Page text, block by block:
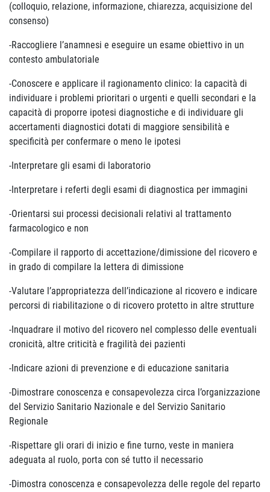
(colloquio, relazione, informazione, chiarezza, acquisizione del
consenso)
-Raccogliere l’anamnesi e eseguire un esame obiettivo in un
contesto ambulatoriale
-Conoscere e applicare il ragionamento clinico: la capacità di
individuare i problemi prioritari o urgenti e quelli secondari e la
capacità di proporre ipotesi diagnostiche e di individuare gli
accertamenti diagnostici dotati di maggiore sensibilità e
specificità per confermare o meno le ipotesi
-Interpretare gli esami di laboratorio
-Interpretare i referti degli esami di diagnostica per immagini
-Orientarsi sui processi decisionali relativi al trattamento
farmacologico e non
-Compilare il rapporto di accettazione/dimissione del ricovero e
in grado di compilare la lettera di dimissione
-Valutare l’appropriatezza dell’indicazione al ricovero e indicare
percorsi di riabilitazione o di ricovero protetto in altre strutture
-Inquadrare il motivo del ricovero nel complesso delle eventuali
cronicità, altre criticità e fragilità dei pazienti
-Indicare azioni di prevenzione e di educazione sanitaria
-Dimostrare conoscenza e consapevolezza circa l’organizzazione
del Servizio Sanitario Nazionale e del Servizio Sanitario
Regionale
-Rispettare gli orari di inizio e fine turno, veste in maniera
adeguata al ruolo, porta con sé tutto il necessario
-Dimostra conoscenza e consapevolezza delle regole del reparto